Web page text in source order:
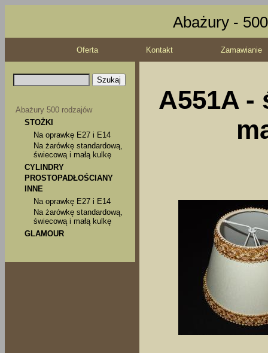
Abażury -
Oferta Kontakt Zamawianie
Abażury 500 rodzajów
STOŻKI
Na oprawkę E27 i E14
Na żarówkę standardową,
świecową i małą kulkę
CYLINDRY
PROSTOPADŁOŚCIANY
INNE
Na oprawkę E27 i E14
Na żarówkę standardową,
świecową i małą kulkę
GLAMOUR
A551A -